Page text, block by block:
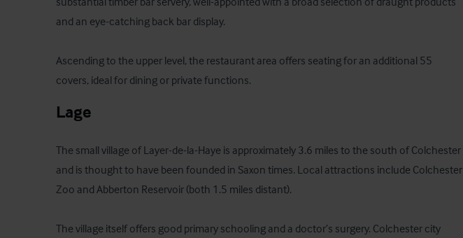
and an eye-catching back bar display.
Ascending to the upper level, the restaurant area offers seating for an additional 55
covers, ideal for dining or private functions.
Lage
The small village of Layer-de-la-Haye is approximately 3.6 miles to the south of Colchester
and is thought to have been founded in Saxon times. Local attractions include Colchester
Zoo and Abberton Reservoir (both 1.5 miles distant).
The village itself offers good primary schooling and a doctor’s surgery. Colchester city